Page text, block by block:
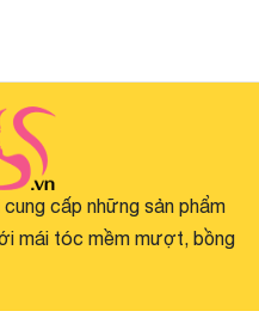
cấp những sản phẩm
mái tóc mềm mượt, bồng